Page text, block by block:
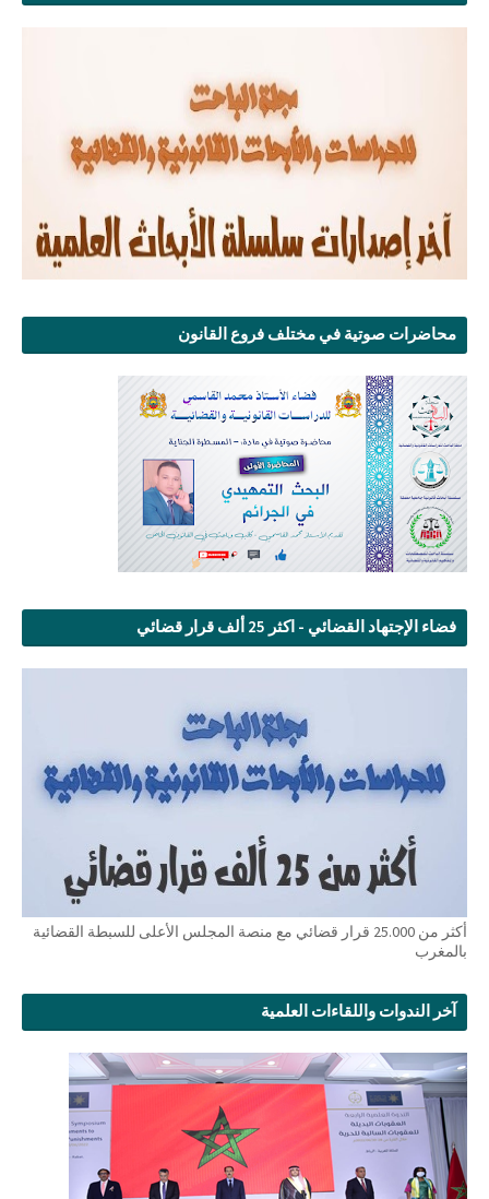
محاضرات صوتية في مختلف فروع القانون
فضاء الإجتهاد القضائي - اكثر 25 ألف قرار قضائي
أكثر من 25.000 قرار قضائي مع منصة المجلس الأعلى للسبطة القضائية
بالمغرب
آخر الندوات واللقاءات العلمية